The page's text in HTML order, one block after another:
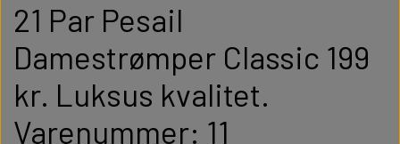
21 Par Pesail
Damestrømper Classic 199
kr. Luksus kvalitet.
Varenummer: 11